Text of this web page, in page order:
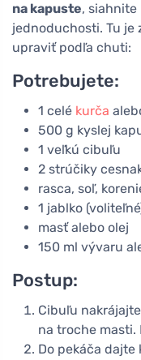
na kapuste, siahnite
jednoduchosti. Tu je
upraviť podľa chuti:
Potrebujete:
1 celé kurča
500 g kyslej
1 veľkú cibuľu
2 strúčiky
rasca, soľ,
1 jablko
masť alebo olej
150 ml vývaru
Postup:
Cibuľu
na troche masti.
Do pekáča